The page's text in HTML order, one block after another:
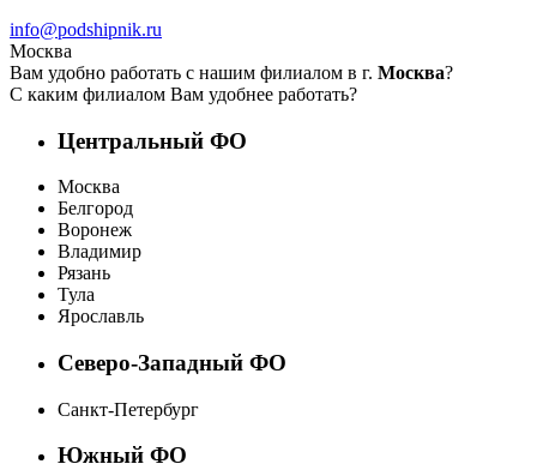
info@podshipnik.ru
Москва
Вам удобно работать с нашим филиалом в г. Москва?
С каким филиалом Вам удобнее работать?
Центральный ФО
Москва
Белгород
Воронеж
Владимир
Рязань
Тула
Ярославль
Северо-Западный ФО
Санкт-Петербург
Южный ФО